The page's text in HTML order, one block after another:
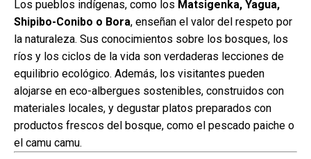
Los pueblos indígenas, como los Matsigenka, Yagua,
Shipibo-Conibo o Bora, enseñan el valor del respeto por
la naturaleza. Sus conocimientos sobre los bosques, los
ríos y los ciclos de la vida son verdaderas lecciones de
equilibrio ecológico. Además, los visitantes pueden
alojarse en eco-albergues sostenibles, construidos con
materiales locales, y degustar platos preparados con
productos frescos del bosque, como el pescado paiche o
el camu camu.